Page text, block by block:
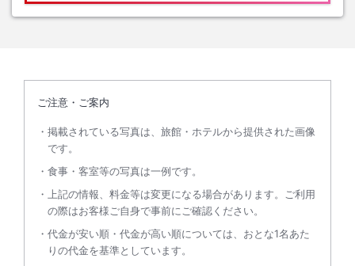
ご注意・ご案内
掲載されている写真は、旅館・ホテルから提供された画像
です。
食事・客室等の写真は一例です。
上記の情報、料金等は変更になる場合があります。ご利用
の際はお客様ご自身で事前にご確認ください。
代金が安い順・代金が高い順については、おとな1名あた
りの代金を基準としています。